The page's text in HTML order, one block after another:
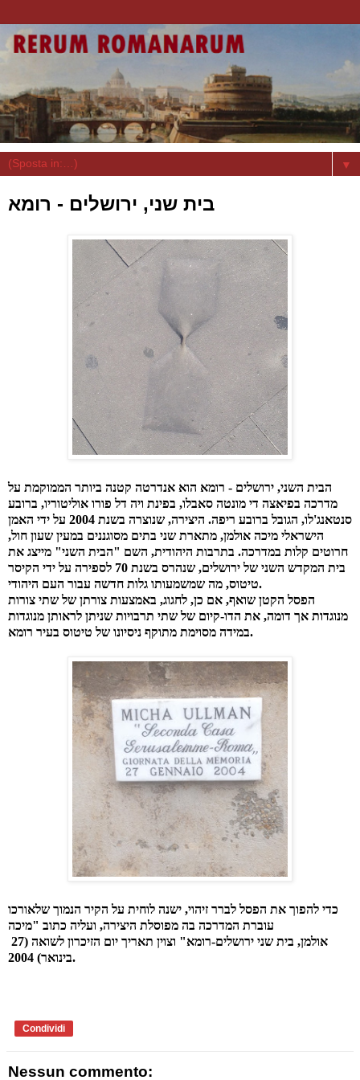
▼
בית שני, ירושלים - רומא
הבית השני, ירושלים - רומא הוא אנדרטה קטנה ביותר הממוקמת על
מדרכה בפיאצה די מונטה סאבלו, בפינת ויה דל פורו אוליטוריו, ברובע
סנטאנג'לו, הגובל ברובע ריפה. היצירה, שנוצרה בשנת 2004 על ידי האמן
הישראלי מיכה אולמן, מתארת ​​שני בתים מסוגננים במעין שעון חול,
חרוטים קלות במדרכה. בתרבות היהודית, השם "הבית השני" מייצג את
בית המקדש השני של ירושלים, שנהרס בשנת 70 לספירה על ידי הקיסר
טיטוס, מה שמשמעותו גלות חדשה עבור העם היהודי.
הפסל הקטן שואף, אם כן, לחגוג, באמצעות צורתן של שתי צורות
מנוגדות אך דומה, את הדו-קיום של שתי תרבויות שניתן לראותן מנוגדות
במידה מסוימת מתוקף ניסיונו של טיטוס בעיר רומא.
כדי להפוך את הפסל לברר זיהוי, ישנה לוחית על הקיר הנמוך שלאורכו
בינואר) 2004.
Condividi
Nessun commento: